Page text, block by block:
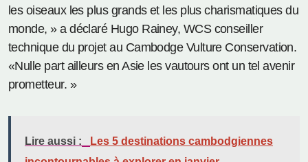
les oiseaux les plus grands et les plus charismatiques du
monde, » a déclaré Hugo Rainey, WCS conseiller
technique du projet au Cambodge Vulture Conservation.
«Nulle part ailleurs en Asie les vautours ont un tel avenir
prometteur. »
Lire aussi :
Les 5 destinations cambodgiennes